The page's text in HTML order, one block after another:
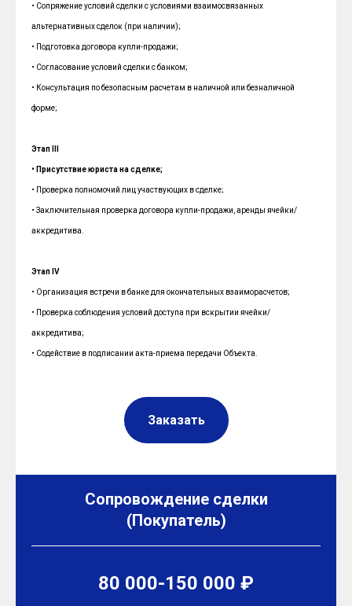
• Сопряжение условий сделки с условиями взаимосвязанных
альтернативных сделок (при наличии);
• Подготовка договора купли-продажи;
• Согласование условий сделки с банком;
• Консультация по безопасным расчетам в наличной или безналичной
форме;
Этап III
• Присутствие юриста на сделке;
• Проверка полномочий лиц участвующих в сделке;
• Заключительная проверка договора купли-продажи, аренды ячейки/
аккредитива.
Этап IV
• Организация встречи в банке для окончательных взаиморасчетов;
• Проверка соблюдения условий доступа при вскрытии ячейки/
аккредитива;
• Содействие в подписании акта-приема передачи Объекта.
Заказать
Сопровождение сделки
(Покупатель)
80 000-150 000 ₽